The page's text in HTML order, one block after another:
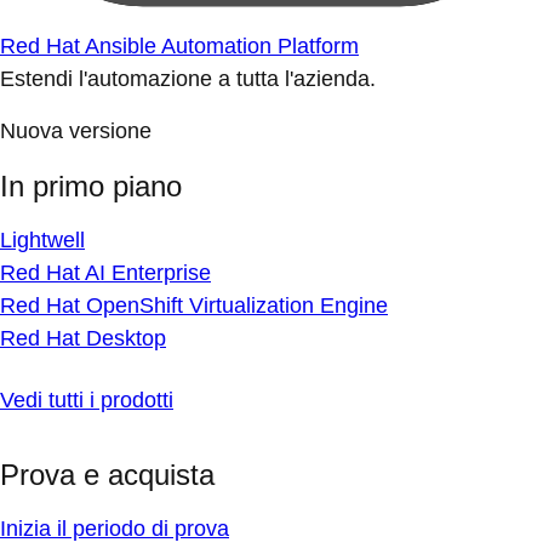
Red Hat Ansible Automation Platform
Estendi l'automazione a tutta l'azienda.
Nuova versione
In primo piano
Lightwell
Red Hat AI Enterprise
Red Hat OpenShift Virtualization Engine
Red Hat Desktop
Vedi tutti i prodotti
Prova e acquista
Inizia il periodo di prova